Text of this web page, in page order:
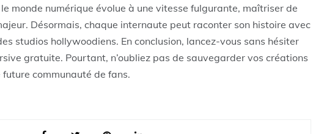
monde numérique évolue à une vitesse fulgurante, maîtriser de
Désormais, chaque internaute peut raconter son histoire avec
studios hollywoodiens. En conclusion, lancez-vous sans hésiter
gratuite. Pourtant, n’oubliez pas de sauvegarder vos créations
communauté de fans.